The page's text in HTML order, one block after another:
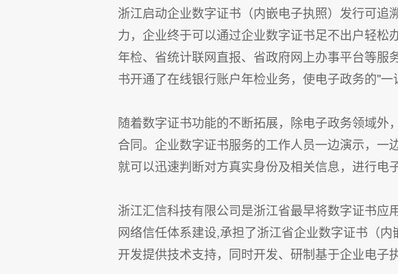
浙江启动企业数字证书（内嵌电子执照）发行可
力，企业终于可以通过企业数字证书足不出户轻
年检、省统计联网直报、省政府网上办事平台等
书开通了在线银行账户年检业务，使电子政务的"
随着数字证书功能的不断拓展，除电子政务领域
合同。企业数字证书服务的工作人员一边演示，一
就可以迅速判断对方真实身份及相关信息，进行电
浙江汇信科技有限公司是浙江省最早将数字证书
网络信任体系建设,承担了浙江省企业数字证书（
开发提供技术支持，同时开发、研制基于企业电子